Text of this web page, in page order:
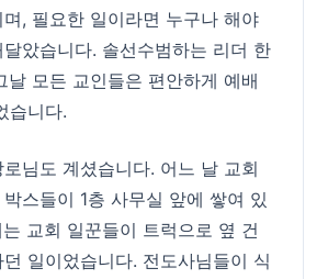
, 필요한 일이라면 누구나 해야
았습니다. 솔선수범하는 리더 한
날 모든 교인들은 편안하게 예배
습니다.
님도 계셨습니다. 어느 날 교회
스들이 1층 사무실 앞에 쌓여 있
교회 일꾼들이 트럭으로 옆 건
일이었습니다. 전도사님들이 식